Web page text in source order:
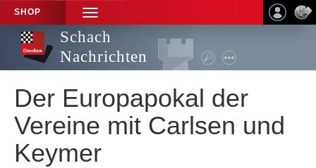
SHOP
TOGGLE
NAVIGATION
Schach
Nachrichten
Der Europapokal der
Vereine mit Carlsen und
Keymer